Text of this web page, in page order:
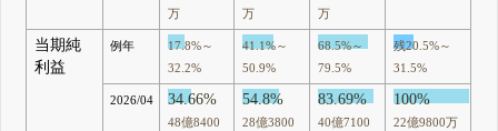
万
万
万
当期純
利益
例年
17.8%～
32.2%
41.1%～
50.9%
68.5%～
79.5%
残20.5%～
31.5%
2026/04 34.66%
48億8400
54.8%
28億3800
83.69%
40億7100
100%
22億9800万